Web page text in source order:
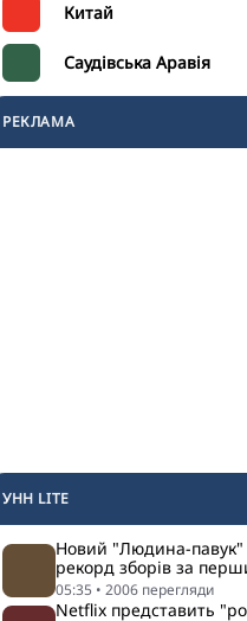
Китай
Саудівська Аравія
РЕКЛАМА
УНН LITE
Новий "Людина-павук"
рекорд зборів за
05:35 • 2006 перегляди
Netflix представить